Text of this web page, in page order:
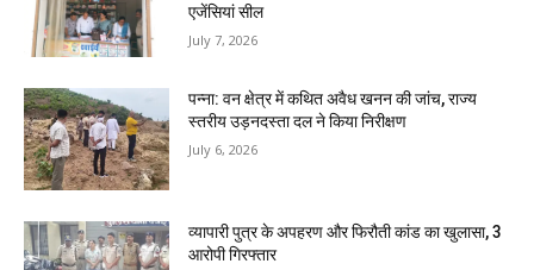
एजेंसियां सील
July 7, 2026
पन्ना: वन क्षेत्र में कथित अवैध खनन की जांच, राज्य
स्तरीय उड़नदस्ता दल ने किया निरीक्षण
July 6, 2026
व्यापारी पुत्र के अपहरण और फिरौती कांड का खुलासा, 3
आरोपी गिरफ्तार